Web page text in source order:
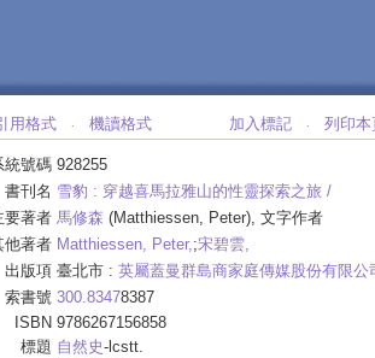
用格式 ‧ 機讀格式 加入標記 ‧ 列印本
號碼 928255
書刊名 雪豹 : 穿越喜馬拉雅山的性靈探索之旅 /
著者 馬修森 (Matthiessen, Peter), 文字作者
著者 Matthiessen, Peter,;宋碧雲,
出版項 臺北市 : 英屬蓋曼群島商家庭傳媒股份有限公
索書號 300.83478387
ISBN 9786267156858
標題 自然史-lcstt.